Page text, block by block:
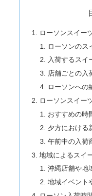
ローソンスイー
ローソンのス
入荷するスイ
店舗ごとの入
ローソンへの
ローソンスイー
おすすめの時
夕方における
午前中の入荷
地域によるスイ
沖縄店舗や地
地域イベント